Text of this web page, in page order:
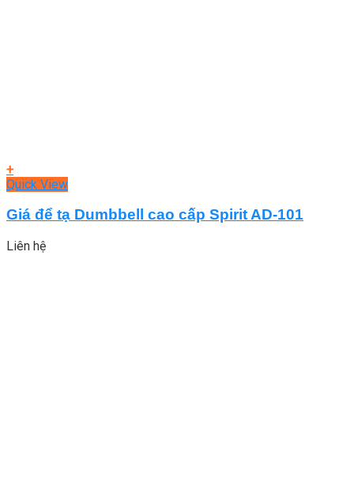
+
Quick View
Giá để tạ Dumbbell cao cấp Spirit AD-101
Liên hệ